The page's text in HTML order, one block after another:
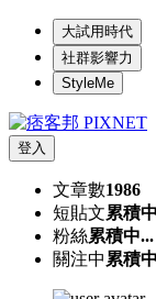
大試用時代
社群影響力
StyleMe
登入
文章數1986
短貼文累積
粉絲累積中...
關注中 累積